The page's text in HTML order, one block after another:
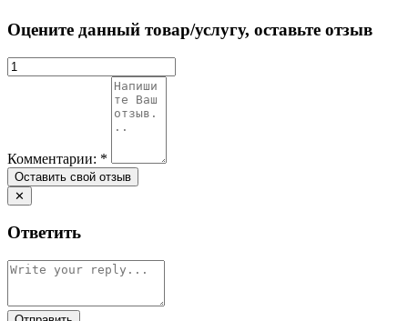
Оцените данный товар/услугу, оставьте отзыв
Комментарии: *
✕
Ответить